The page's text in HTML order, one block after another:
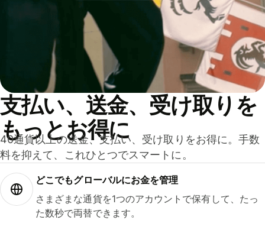
支払い、送金、受け取りを
もっとお得に
40通貨以上の送金、支払い、受け取りをお得に。手数
料を抑えて、これひとつでスマートに。
どこでもグ⁠ロ⁠ー⁠バ⁠ルにお金を管理
さまざまな通貨を1つのアカウントで保有して、たっ
た数秒で両替できます。